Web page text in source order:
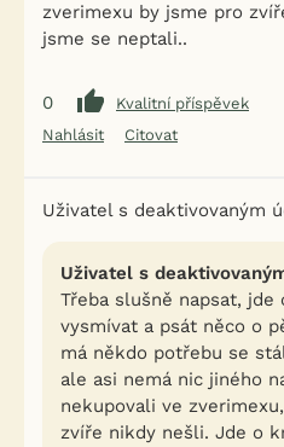
zverimexu by jsme pro
jsme se neptali..
0
Kvalitní příspěvek
Nahlásit
Citovat
Uživatel s deaktivovaným
Uživatel s
Třeba slušně napsat, jde
vysmívat a psát něco o
má někdo potřebu se
ale asi nemá nic jiného
nekupovali ve
zvíře nikdy nešli. Jde o